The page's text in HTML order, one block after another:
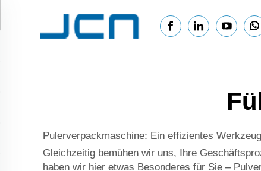
Pulerverpackmaschine: Ein effizientes
Gleichzeitig bemühen wir uns, Ihre
haben wir hier etwas Besonderes für Sie –